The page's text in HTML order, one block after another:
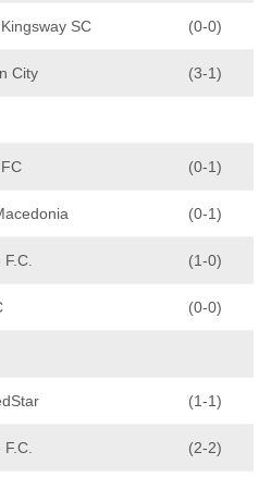
SC (0-0)
City (3-1)
(0-1)
(0-1)
F.C. (1-0)
(0-0)
(1-1)
F.C. (2-2)